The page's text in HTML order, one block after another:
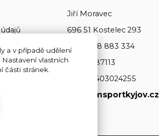
Jiří Moravec
696 51 Kostelec 293
+420 608 883 334
ičo: 64487113
dič: CZ7403024255
www.jmsportkyjov.cz
a v případě udělení
vlastních
části stránek.